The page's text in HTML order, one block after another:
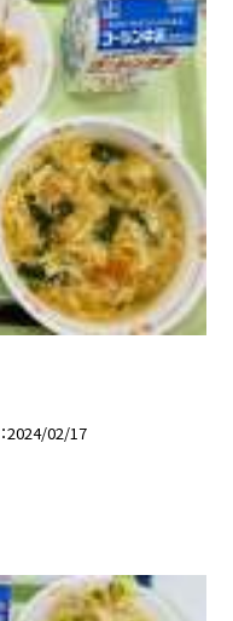
2024/02/17